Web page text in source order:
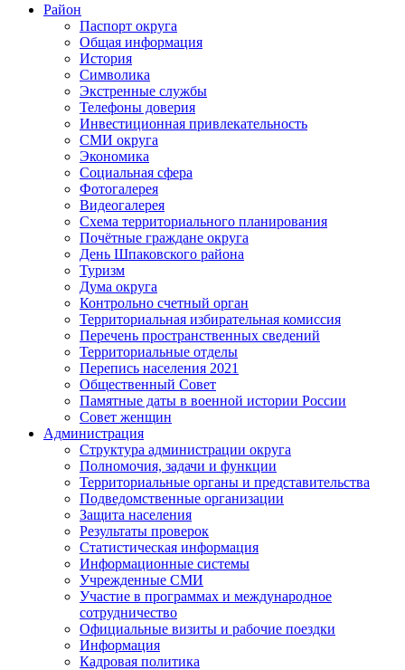
Район
Паспорт округа
Общая информация
История
Символика
Экстренные службы
Телефоны доверия
Инвестиционная привлекательность
СМИ округа
Экономика
Социальная сфера
Фотогалерея
Видеогалерея
Схема территориального планирования
Почётные граждане округа
День Шпаковского района
Туризм
Дума округа
Контрольно счетный орган
Территориальная избирательная комиссия
Перечень пространственных сведений
Территориальные отделы
Перепись населения 2021
Общественный Совет
Памятные даты в военной истории России
Совет женщин
Администрация
Структура администрации округа
Полномочия, задачи и функции
Территориальные органы и представительства
Подведомственные организации
Защита населения
Результаты проверок
Статистическая информация
Информационные системы
Учрежденные СМИ
Участие в программах и международное
сотрудничество
Официальные визиты и рабочие поездки
Информация
Кадровая политика